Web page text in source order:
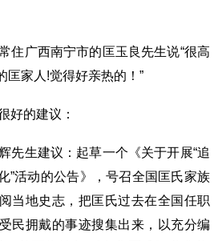
住广西南宁市的匡玉良先生说“很高
匡家人!觉得好亲热的！”
好的建议：
先生建议：起草一个《关于开展“追
”活动的公告》，号召全国匡氏家族
当地史志，把匡氏过去在全国任职
民拥戴的事迹搜集出来，以充分编